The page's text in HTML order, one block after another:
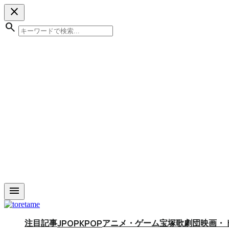
close
search
menu
注目記事JPOPKPOPアニメ・ゲーム宝塚歌劇団映画・